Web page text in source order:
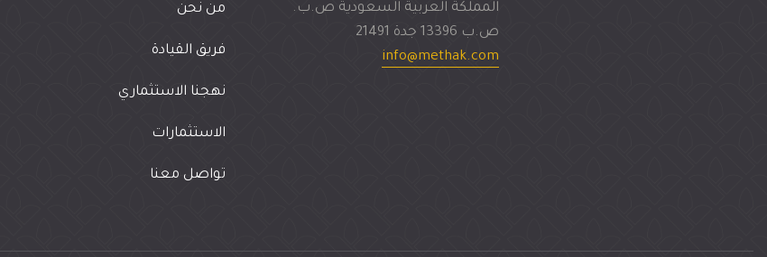
المملكة العربية السعودية ص.ب.
ص.ب 13396 جدة 21491
info@methak.com
من نحن
فريق القيادة
نهجنا الاستثماري
الاستثمارات
تواصل معنا